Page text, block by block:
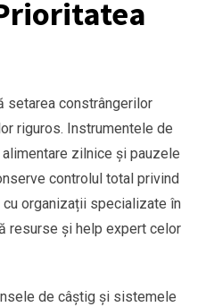
setarea constrângerilor
riguros. Instrumentele de
zilnice și pauzele
controlul total privind
organizații specializate în
resurse și help expert celor
de câștig și sistemele